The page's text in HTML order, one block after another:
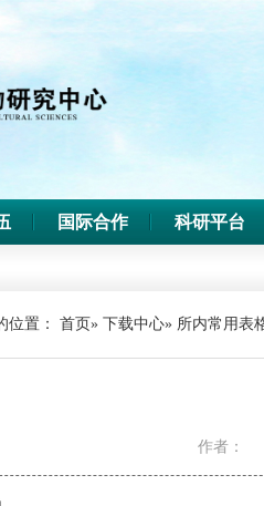
国际合作 科研平台
位置： 首页» 下载中心» 所内常用表
作者：